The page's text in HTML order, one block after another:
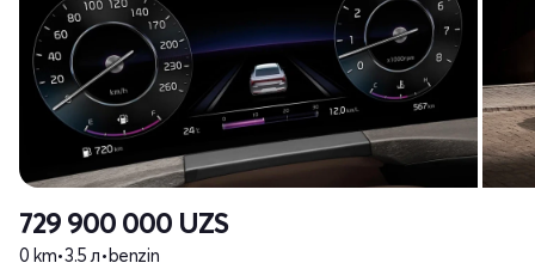
729 900 000 UZS
0 km•3.5 л•benzin